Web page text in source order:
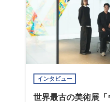
インタビュー
世界最古の美術展「